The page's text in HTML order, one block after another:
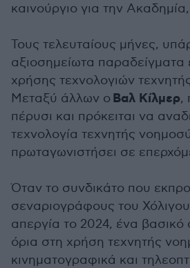
καινούργιο για την Ακαδημία,
Τους τελευταίους μήνες,
αξιοσημείωτα παραδείγματα
χρήσης τεχνολογιών
Μεταξύ άλλων οΒαλ Κίλμερ,
πέρυσι και πρόκειται να
τεχνολογία τεχνητής
πρωταγωνιστήσει σε
Όταν το συνδικάτο που
σεναριογράφους του
απεργία το 2024, ένα βασικό
όρια στη χρήση τεχνητής
κινηματογραφικά και